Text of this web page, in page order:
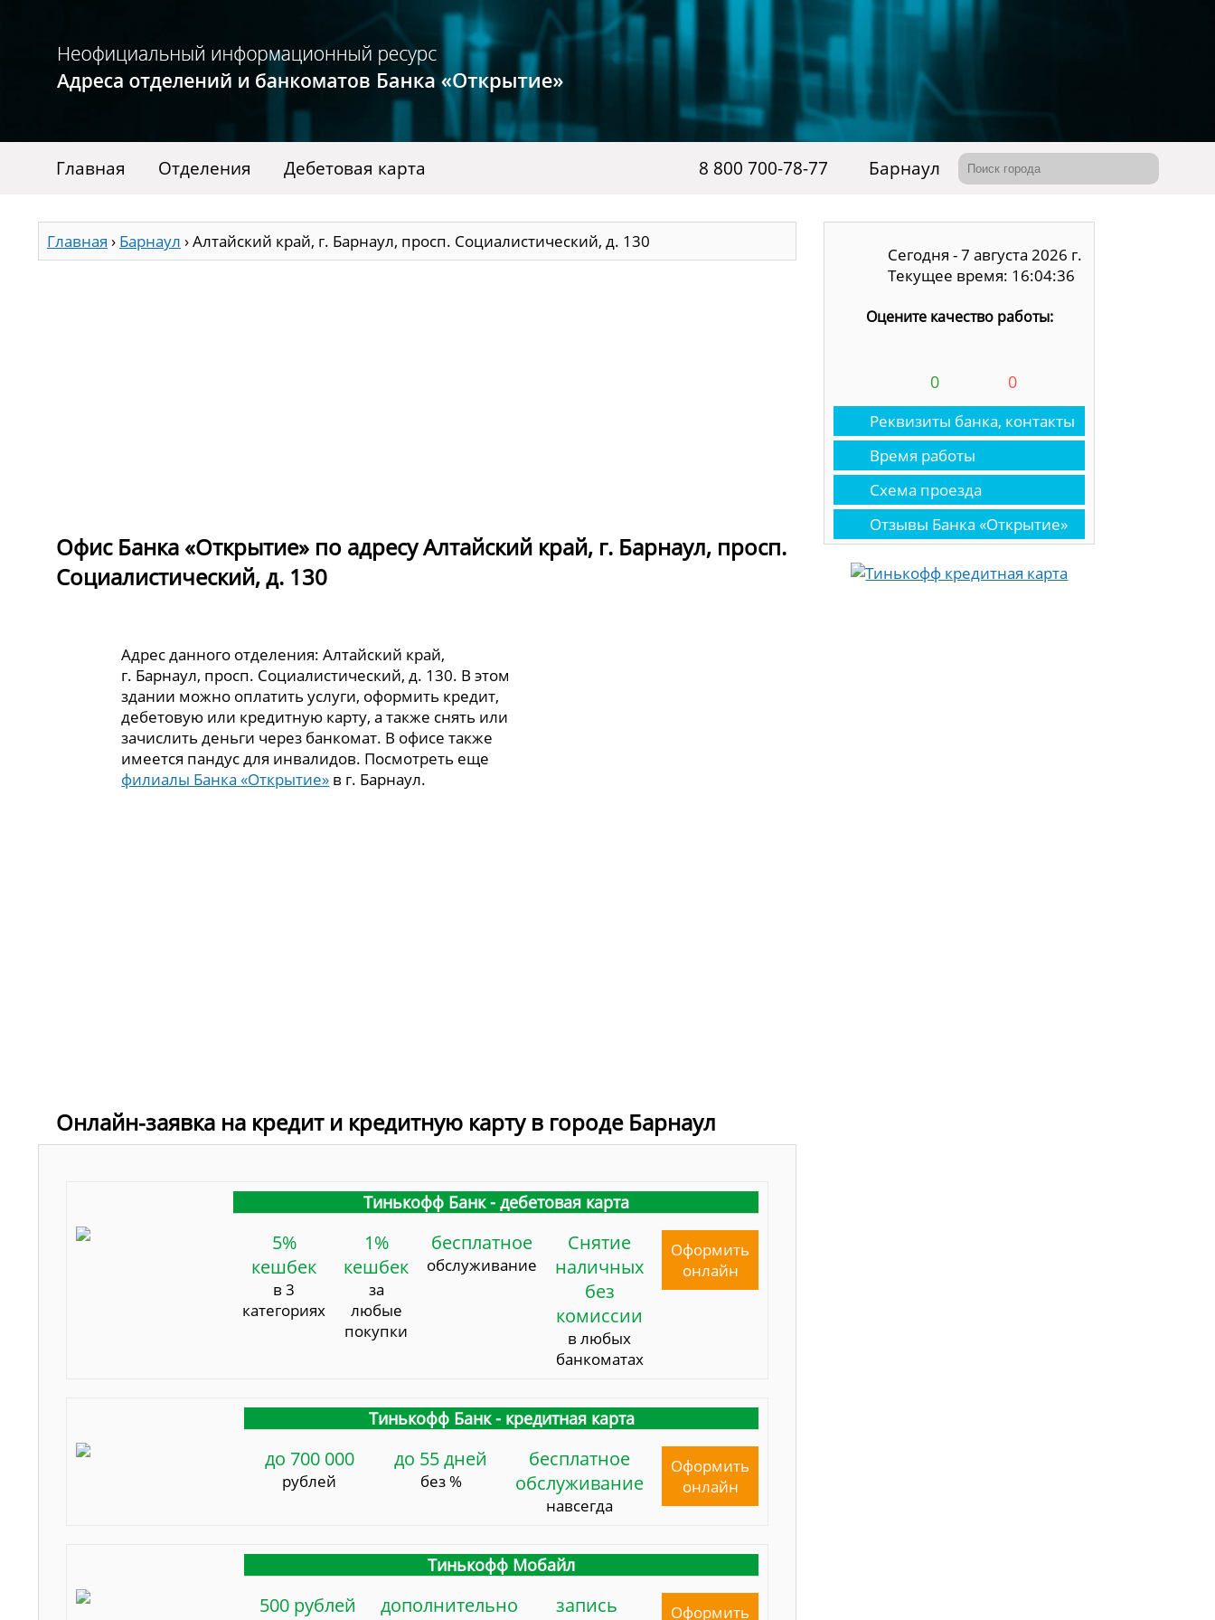
Главная Отделения Дебетовая карта 8 800 700-78-77 Барнаул
Главная › Барнаул ›Алтайский край, г. Барнаул, просп. Социалистический, д. 130
Офис Банка «Открытие» по адресу Алтайский край, г. Барнаул, просп.
Социалистический, д. 130
Адрес данного отделения: Алтайский край,
г. Барнаул, просп. Социалистический, д. 130. В этом
здании можно оплатить услуги, оформить кредит,
дебетовую или кредитную карту, а также снять или
зачислить деньги через банкомат. В офисе также
имеется пандус для инвалидов. Посмотреть еще
филиалы Банка «Открытие» в г. Барнаул.
Онлайн-заявка на кредит и кредитную карту в городе Барнаул
Тинькофф Банк - дебетовая карта
5%
кешбек
в 3
категориях
1%
кешбек
за
любые
покупки
бесплатное
обслуживание
Снятие
наличных
без
комиссии
в любых
банкоматах
Оформить
онлайн
Тинькофф Банк - кредитная карта
до 700 000
рублей
до 55 дней
без %
бесплатное
обслуживание
навсегда
Оформить
онлайн
Тинькофф Мобайл
500 рублей
дополнительно
запись
Оформить
Сегодня - 7 августа 2026 г.
Текущее время: 16:04:37
Оцените качество работы:
0 0
Реквизиты банка, контакты
Время работы
Схема проезда
Отзывы Банка «Открытие»